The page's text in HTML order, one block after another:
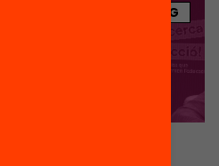
BLOG
los programas de